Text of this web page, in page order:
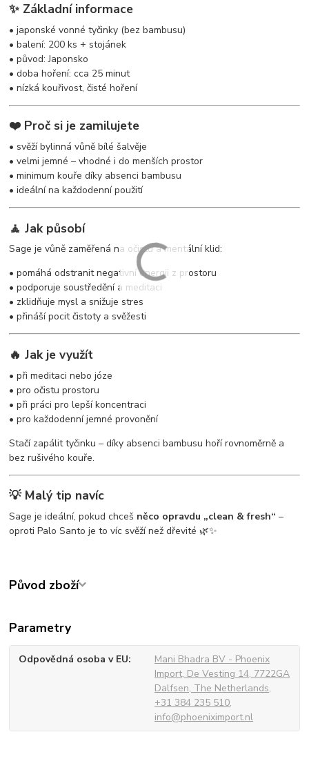
✨ Základní informace
• japonské vonné tyčinky (bez bambusu)
• balení: 200 ks + stojánek
• původ: Japonsko
• doba hoření: cca 25 minut
• nízká kouřivost, čisté hoření
❤️ Proč si je zamilujete
• svěží bylinná vůně bílé šalvěje
• velmi jemné – vhodné i do menších prostor
• minimum kouře díky absenci bambusu
• ideální na každodenní použití
🧘 Jak působí
Sage je vůně zaměřená na očistu a mentální klid:
• pomáhá odstranit negativní energii z prostoru
• podporuje soustředění a meditaci
• zklidňuje mysl a snižuje stres
• přináší pocit čistoty a svěžesti
🔥 Jak je využít
• při meditaci nebo józe
• pro očistu prostoru
• při práci pro lepší koncentraci
• pro každodenní jemné provonění
Stačí zapálit tyčinku – díky absenci bambusu hoří rovnoměrně a
bez rušivého kouře.
💡 Malý tip navíc
Sage je ideální, pokud chceš něco opravdu „clean & fresh“ –
oproti Palo Santo je to víc svěží než dřevité 🌿✨
Původ zboží
Parametry
Odpovědná osoba v EU
Mani Bhadra BV - Phoenix
Import, De Vesting 14, 7722GA
Dalfsen, The Netherlands,
+31 384 235 510,
info@phoeniximport.nl